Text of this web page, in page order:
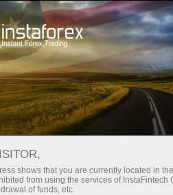
Avec InstaForex, vous
Spreads
Bonus de 30 %
shows that you are currently located in
from using the services of
of funds, etc.